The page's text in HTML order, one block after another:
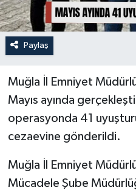
Paylaş
Muğla İl Emniyet
Mayıs ayında
operasyonda 41
cezaevine gönderildi.
Muğla İl Emniyet
Mücadele Şube